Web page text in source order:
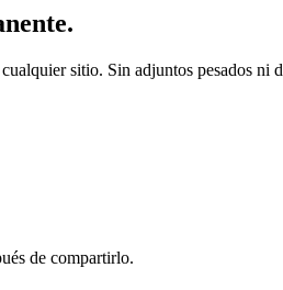
sitio. Sin adjuntos pesados ni
de compartirlo.